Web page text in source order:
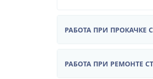
РАБОТА ПРИ ПРОКАЧКЕ
РАБОТА ПРИ РЕМОНТЕ